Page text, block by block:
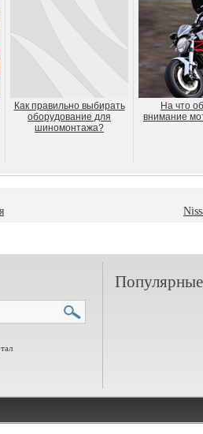
Как правильно выбирать
оборудование для
шиномонтажа?
На что
внимание
Популярные